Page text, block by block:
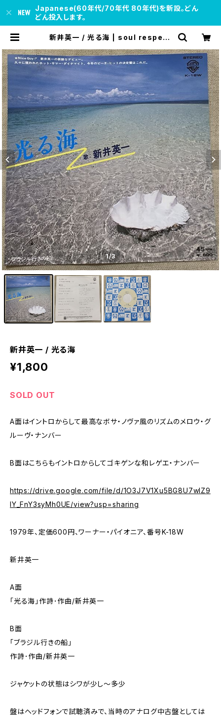
Japanese(60年代/70年代 80年代)を新設。どん
どん投入します。
新井英一 / 光る海 | soul respect
1/3
新井英一 / 光る海
¥1,800
SOLD OUT
A面はイントロからして最高なボサ・ノヴァ風のリズムのメロウ・グ
ルーヴ・ナンバー
B面はこちらもイントロからしてゴキゲンな和レゲエ・ナンバー
https://drive.google.com/file/d/1O3J7V1Xu5BG8U7wIZ9
IY_FnY3syMh0UE/view?usp=sharing
1979年、定価600円、ワーナー・パイオニア、番号K-18W
新井英一
A面
「光る海」作詩･作曲/新井英一
B面
「ブラジル行きの船」
作詩･作曲/新井英一
ジャケットの状態はシワが少し～多少
盤はヘッドフォンで試聴済みで、当時のアナログ中古盤としては